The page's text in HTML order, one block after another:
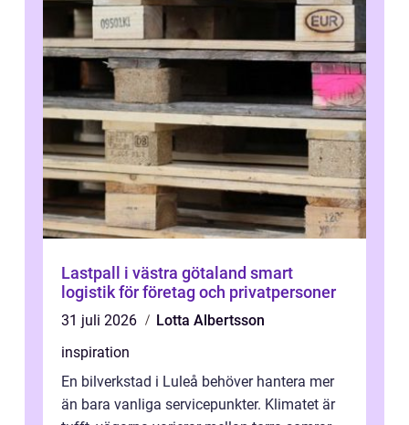
Lastpall i västra götaland smart
logistik för företag och privatpersoner
31 juli 2026
Lotta Albertsson
inspiration
En bilverkstad i Luleå behöver hantera mer
än bara vanliga servicepunkter. Klimatet är